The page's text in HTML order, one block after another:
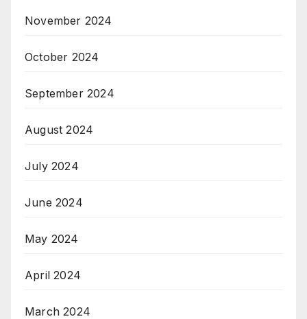
November 2024
October 2024
September 2024
August 2024
July 2024
June 2024
May 2024
April 2024
March 2024